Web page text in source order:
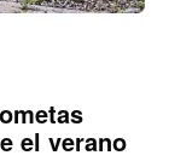
el verano